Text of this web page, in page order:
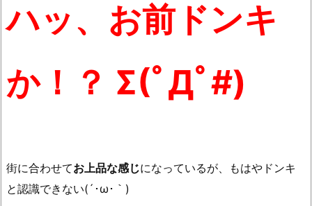
ハッ、お前ドンキ
か！？ Σ(ﾟДﾟ#)
街に合わせてお上品な感じになっているが、もはやドンキ
と認識できない(´･ω･｀)